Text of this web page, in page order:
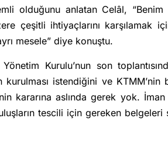
olduğunu anlatan Celâl, “Benim
çeşitli ihtiyaçlarını karşılamak
mesele” diye konuştu.
Kurulu’nun son
kurulması istendiğini ve
kararına aslında gerek yok.
tescili için gereken belgeleri